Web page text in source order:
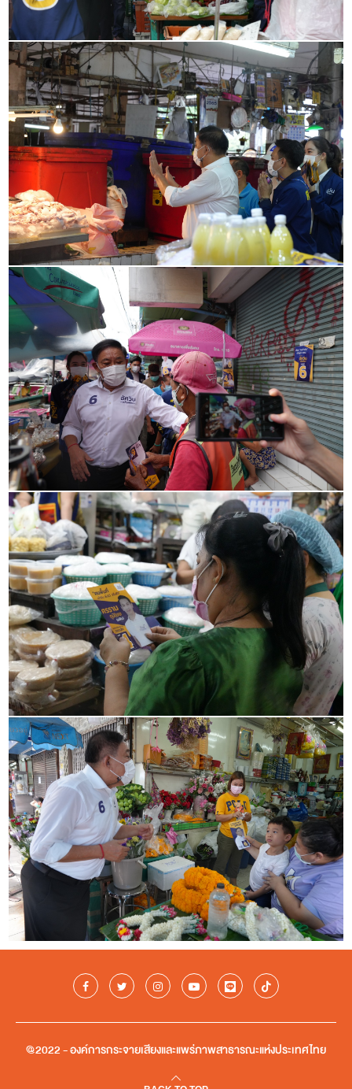
@2022 - องค์การกระจายเสียงและแพร่ภาพสาธารณะแห่งประเทศไทย